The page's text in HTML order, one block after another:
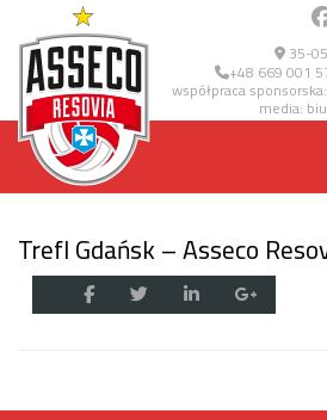
35-
+48 669 001
współpraca sponsorska:
media:
Trefl Gdańsk – Asseco